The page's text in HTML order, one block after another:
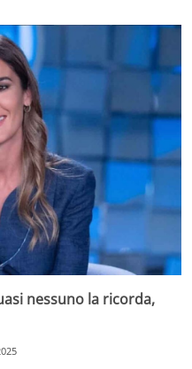
nessuno la ricorda,